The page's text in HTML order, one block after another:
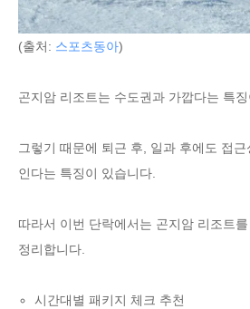
(출처: 스포츠동아)
곤지암 리조트는 수도권과 가깝다는 특징
그렇기 때문에 퇴근 후, 일과 후에도 접
인다는 특징이 있습니다.
따라서 이번 단락에서는 곤지암 리조트
정리합니다.
시간대별 패키지 체크 추천